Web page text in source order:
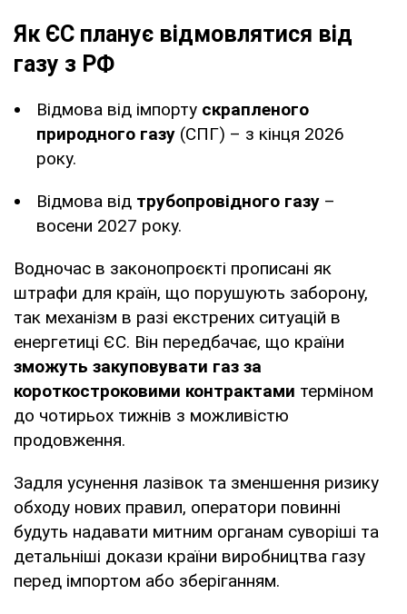
Як ЄС планує відмовлятися від
газу з РФ
Відмова від імпорту скрапленого
природного газу (СПГ) – з кінця 2026
року.
Відмова від трубопровідного газу –
восени 2027 року.
Водночас в законопроєкті прописані як
штрафи для країн, що порушують заборону,
так механізм в разі екстрених ситуацій в
енергетиці ЄС. Він передбачає, що країни
зможуть закуповувати газ за
короткостроковими контрактами терміном
до чотирьох тижнів з можливістю
продовження.
Задля усунення лазівок та зменшення ризику
обходу нових правил, оператори повинні
будуть надавати митним органам суворіші та
детальніші докази країни виробництва газу
перед імпортом або зберіганням.